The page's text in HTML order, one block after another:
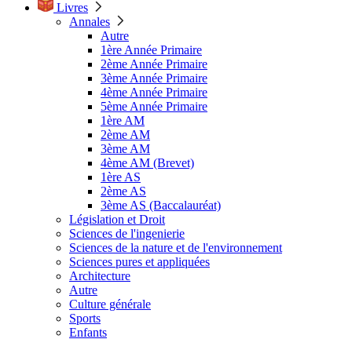
Livres
Annales
Autre
1ère Année Primaire
2ème Année Primaire
3ème Année Primaire
4ème Année Primaire
5ème Année Primaire
1ère AM
2ème AM
3ème AM
4ème AM (Brevet)
1ère AS
2ème AS
3ème AS (Baccalauréat)
Législation et Droit
Sciences de l'ingenierie
Sciences de la nature et de l'environnement
Sciences pures et appliquées
Architecture
Autre
Culture générale
Sports
Enfants